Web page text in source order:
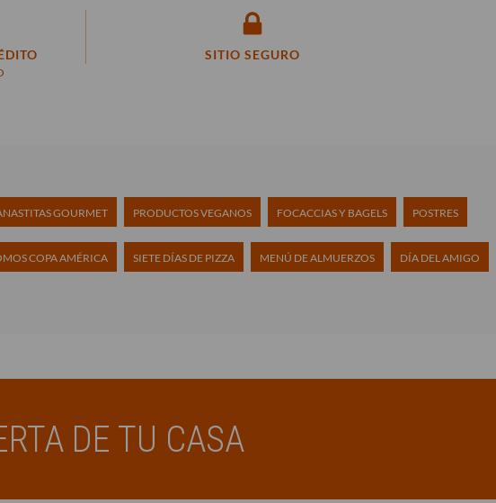
SITIO SEGURO
GOURMET PRODUCTOS VEGANOS FOCACCIAS Y BAGELS POSTRES
COPA AMÉRICA SIETE DÍAS DE PIZZA MENÚ DE ALMUERZOS DÍA DEL AMIGO
DE TU CASA